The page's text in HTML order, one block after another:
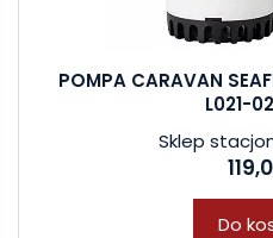
POMPA CARAVAN
L021-
Sklep
Do